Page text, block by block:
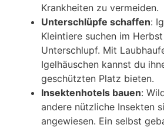
Krankheiten zu vermeiden.
Unterschlüpfe schaffen:
Kleintiere suchen im
Unterschlupf. Mit
Igelhäuschen kannst du
geschützten Platz bieten.
Insektenhotels bauen:
andere nützliche Insekten
angewiesen. Ein selbst